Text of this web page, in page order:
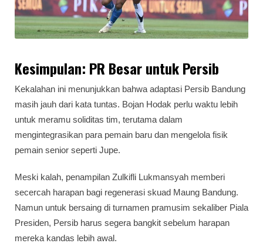
Kesimpulan: PR Besar untuk Persib
Kekalahan ini menunjukkan bahwa adaptasi Persib Bandung
masih jauh dari kata tuntas. Bojan Hodak perlu waktu lebih
untuk meramu soliditas tim, terutama dalam
mengintegrasikan para pemain baru dan mengelola fisik
pemain senior seperti Jupe.
Meski kalah, penampilan Zulkifli Lukmansyah memberi
secercah harapan bagi regenerasi skuad Maung Bandung.
Namun untuk bersaing di turnamen pramusim sekaliber Piala
Presiden, Persib harus segera bangkit sebelum harapan
mereka kandas lebih awal.